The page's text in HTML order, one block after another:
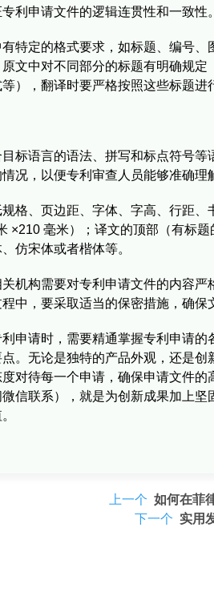
利申请文件的逻辑连贯性和一致性。
特定的格式要求，如标题、编号
文中对不同部分的标题有明确规
），翻译时要严格按照这些标题进
标语言的语法、拼写和标点符号
况，以便专利审查人员能够准确理
格、页边距、字体、字高、行距
×210 毫米）；译文的顶部（有标
仿宋体或者楷体等。
机构需要对专利申请文件的内容
中，要采取适当的保密措施，确保
申请时，需要精通掌握专利申请
。无论是独特的产品外观，还是
对待每一个申请，确保申请文件
信联系），就是为创新成果加上
上一个 如何在菲
下一个 实用